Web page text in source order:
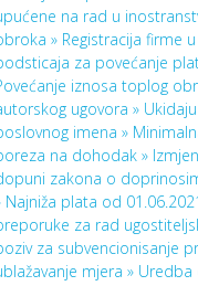
na rad u
» Registracija firme
za povećanje
iznosa toplog
ugovora »
imena »
na dohodak »
zakona o
Najniža plata od
za rad
za subvencionisanje
mjera » Uredba